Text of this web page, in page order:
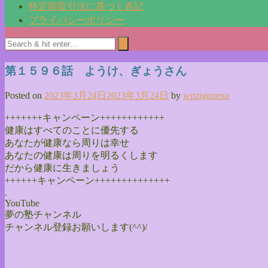
特定商取引法に基づく表記
プライバシーポリシー
第１５９６話 ようけ、ぎょうさん
Posted on 2023年3月24日 2023年3月24日 by wpzigquena
+++++++キャンペーン++++++++++++
健康はすべてのことに優先する
あなたが健康なら周りは幸せ
あなたの健康は周りを明るくします
だから健康に生きましょう
++++++キャンペーン++++++++++++++
.
YouTube
夢の塾チャンネル
チャンネル登録お願いします(^^)/